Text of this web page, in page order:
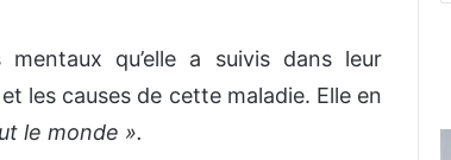
qu’elle a suivis dans leur
les causes de cette maladie. Elle en
le monde ».